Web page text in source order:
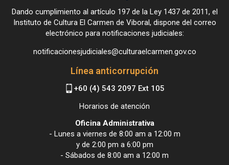
Dando cumplimiento al artículo 197 de la Ley 1437 de 2011, el
Instituto de Cultura El Carmen de Viboral, dispone del correo
electrónico para notificaciones judiciales:
notificacionesjudiciales@culturaelcarmen.gov.co
Línea anticorrupción
+60 (4) 543 2097 Ext 105
Horarios de atención
Oficina Administrativa
- Lunes a viernes de 8:00 am a 12:00 m
y de 2:00 pm a 6:00 pm
- Sábados de 8:00 am a 12:00 m